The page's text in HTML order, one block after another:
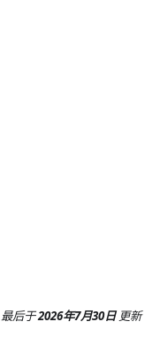
最后于2026年7月30日 更新